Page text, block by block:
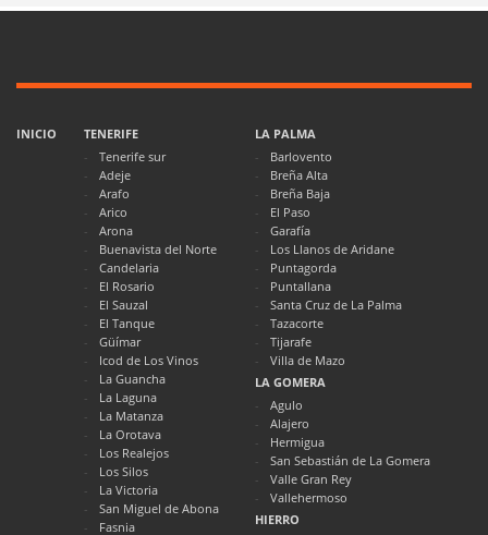
INICIO
TENERIFE
Tenerife sur
Adeje
Arafo
Arico
Arona
Buenavista del Norte
Candelaria
El Rosario
El Sauzal
El Tanque
Güímar
Icod de Los Vinos
La Guancha
La Laguna
La Matanza
La Orotava
Los Realejos
Los Silos
La Victoria
San Miguel de Abona
Fasnia
LA PALMA
Barlovento
Breña Alta
Breña Baja
El Paso
Garafía
Los Llanos de Aridane
Puntagorda
Puntallana
Santa Cruz de La Palma
Tazacorte
Tijarafe
Villa de Mazo
LA GOMERA
Agulo
Alajero
Hermigua
San Sebastián de La Gomera
Valle Gran Rey
Vallehermoso
HIERRO